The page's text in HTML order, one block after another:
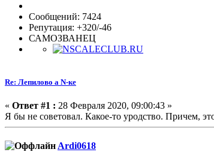
Сообщений: 7424
Репутация: +320/-46
САМОЗВАНЕЦ
Re: Лепилово а N-ке
« Ответ #1 : 28 Февраля 2020, 09:00:43 »
Я бы не советовал. Какое-то уродство. Причем,
Ardi0618